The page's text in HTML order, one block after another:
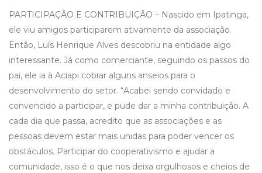
PARTICIPAÇÃO E CONTRIBUIÇÃO – Nascido em Ipatinga,
ele viu amigos participarem ativamente da associação.
Então, Luís Henrique Alves descobriu na entidade algo
interessante. Já como comerciante, seguindo os passos do
pai, ele ia à Aciapi cobrar alguns anseios para o
desenvolvimento do setor. “Acabei sendo convidado e
convencido a participar, e pude dar a minha contribuição. A
cada dia que passa, acredito que as associações e as
pessoas devem estar mais unidas para poder vencer os
obstáculos. Participar do cooperativismo e ajudar a
comunidade, isso é o que nos deixa orgulhosos e cheios de